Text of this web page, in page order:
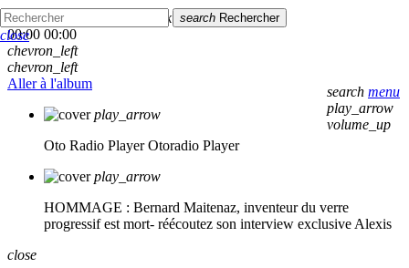
skip_previous
skip_next
00:00 00:00
chevron_left
chevron_left
Aller à l'album
play_arrow
Oto Radio Player Otoradio Player
play_arrow
HOMMAGE : Bernard Maitenaz, inventeur du verre
progressif est mort- réécoutez son interview exclusive Alexis
search menu
play_arrow
volume_up
search Rechercher
close
close